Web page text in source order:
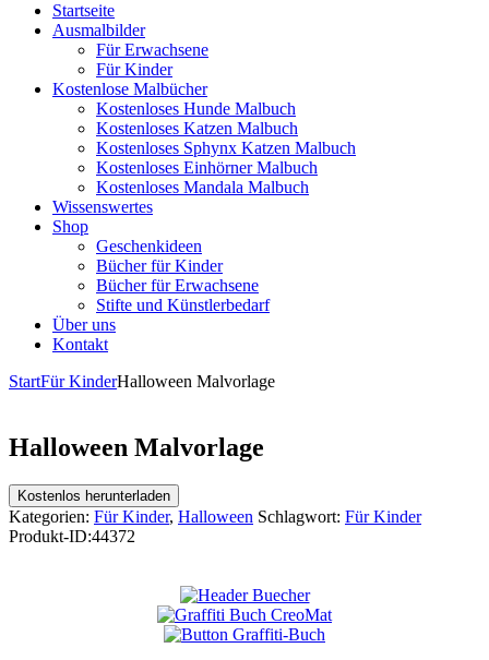
Startseite
Ausmalbilder
Für Erwachsene
Für Kinder
Kostenlose Malbücher
Kostenloses Hunde Malbuch
Kostenloses Katzen Malbuch
Kostenloses Sphynx Katzen Malbuch
Kostenloses Einhörner Malbuch
Kostenloses Mandala Malbuch
Wissenswertes
Shop
Geschenkideen
Bücher für Kinder
Bücher für Erwachsene
Stifte und Künstlerbedarf
Über uns
Kontakt
StartFür KinderHalloween Malvorlage
Halloween Malvorlage
Kostenlos herunterladen
Kategorien: Für Kinder, Halloween Schlagwort: Für Kinder
Produkt-ID:44372